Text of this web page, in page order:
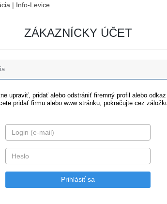
| Info-Levice
ZÁKAZNÍCKY ÚČET
upraviť, pridať alebo odstrániť firemný profil alebo
pridať firmu alebo www stránku, pokračujte cez